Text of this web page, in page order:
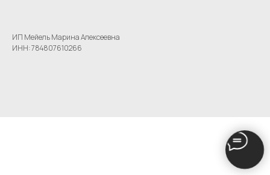
ИП Мейель Марина Алексеевна
ИНН: 784807610266